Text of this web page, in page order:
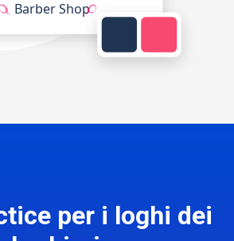
per i loghi dei